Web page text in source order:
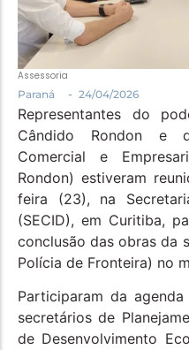
Assessoria
Paraná
- 24/04/2026
Representantes do
Cândido Rondon e
Comercial e
Rondon) estiveram
feira (23), na
(SECID), em Curitiba,
conclusão das obras da
Polícia de Fronteira) no
Participaram da
secretários de
de Desenvolvimento